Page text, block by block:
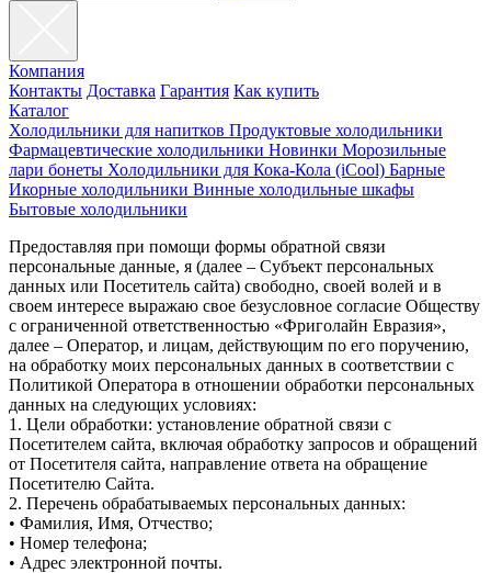
Компания
Контакты Доставка Гарантия Как купить
Каталог
Холодильники для напитков Продуктовые холодильники
Фармацевтические холодильники Новинки Морозильные
лари бонеты Холодильники для Кока-Кола (iCool) Барные
Икорные холодильники Винные холодильные шкафы
Бытовые холодильники
Предоставляя при помощи формы обратной связи
персональные данные, я (далее – Субъект персональных
данных или Посетитель сайта) свободно, своей волей и в
своем интересе выражаю свое безусловное согласие Обществу
с ограниченной ответственностью «Фриголайн Евразия»,
далее – Оператор, и лицам, действующим по его поручению,
на обработку моих персональных данных в соответствии с
Политикой Оператора в отношении обработки персональных
данных на следующих условиях:
1. Цели обработки: установление обратной связи с
Посетителем сайта, включая обработку запросов и обращений
от Посетителя сайта, направление ответа на обращение
Посетителю Сайта.
2. Перечень обрабатываемых персональных данных:
• Фамилия, Имя, Отчество;
• Номер телефона;
• Адрес электронной почты.